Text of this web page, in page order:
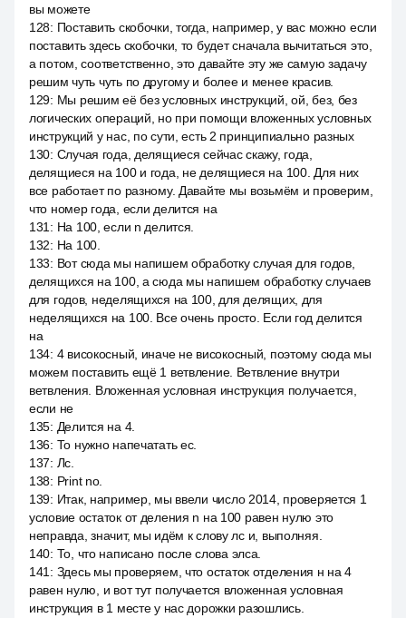
вы можете
128: Поставить скобочки, тогда, например, у вас можно если
поставить здесь скобочки, то будет сначала вычитаться это,
а потом, соответственно, это давайте эту же самую задачу
решим чуть чуть по другому и более и менее красив.
129: Мы решим её без условных инструкций, ой, без, без
логических операций, но при помощи вложенных условных
инструкций у нас, по сути, есть 2 принципиально разных
130: Случая года, делящиеся сейчас скажу, года,
делящиеся на 100 и года, не делящиеся на 100. Для них
все работает по разному. Давайте мы возьмём и проверим,
что номер года, если делится на
131 : На 100, если n делится.
132: На 100.
133: Вот сюда мы напишем обработку случая для годов,
делящихся на 100, а сюда мы напишем обработку случаев
для годов, неделящихся на 100, для делящих, для
неделящихся на 100. Все очень просто. Если год делится
на
134: 4 високосный, иначе не високосный, поэтому сюда мы
можем поставить ещё 1 ветвление. Ветвление внутри
ветвления. Вложенная условная инструкция получается,
если не
135: Делится на 4.
136: То нужно напечатать ес.
137: Лс.
138: Print no.
139: Итак, например, мы ввели число 2014, проверяется 1
условие остаток от деления n на 100 равен нулю это
неправда, значит, мы идём к слову лс и, выполняя.
140: То, что написано после слова элса.
141 : Здесь мы проверяем, что остаток отделения н на 4
равен нулю, и вот тут получается вложенная условная
инструкция в 1 месте у нас дорожки разошлись.